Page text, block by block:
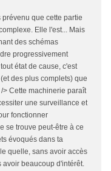
prévenu que cette partie
Elle l'est... Mais
des schémas
progressivement
état de cause, c'est
des plus complets) que
> Cette machinerie paraît
une surveillance et
fonctionner
se trouve peut-être à ce
évoqués dans ta
quelle, sans avoir accès
beaucoup d'intérêt.